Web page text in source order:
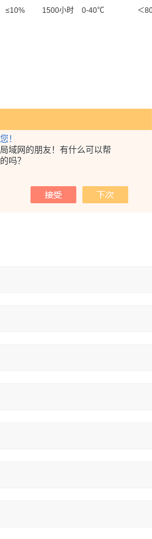
！
域网的朋友！有什么可以帮
吗？
≤10% 1500小时 0-40℃ ＜